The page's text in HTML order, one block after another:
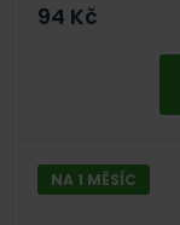
94 Kč
NA 1 MĚSÍC